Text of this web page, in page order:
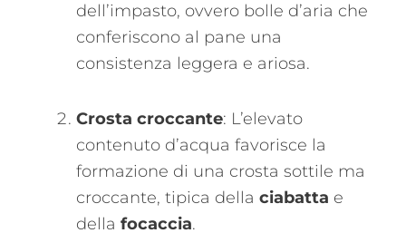
dell’impasto, ovvero bolle d’aria che
conferiscono al pane una
consistenza leggera e ariosa.
Crosta croccante: L’elevato
contenuto d’acqua favorisce la
formazione di una crosta sottile ma
croccante, tipica della ciabatta e
della focaccia.